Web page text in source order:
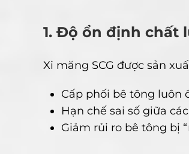
1. Độ ổn định chất
Xi măng SCG được sản
Cấp phối bê tông luôn
Hạn chế sai số giữa
Giảm rủi ro bê tông bị